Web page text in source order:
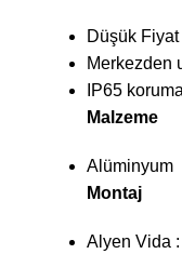
Düşük Fiyat
Merkezden
IP65 koruma
Malzeme
Alüminyum
Montaj
Alyen Vida